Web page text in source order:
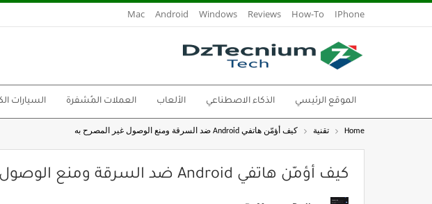
IPhone
How-To
Reviews
Windows
Android
Mac
الموقع الرئيسي الذكاء الاصطناعي الألعاب العملات المُشفرة السيارات
Home تقنية كيف أؤمّن هاتفي Android ضد السرقة ومنع الوصول غير المصرح به
كيف أؤمّن هاتفي Android ضد السرقة ومنع الوصول غير المصرح به